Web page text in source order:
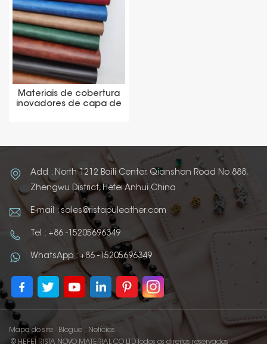
Materiais de cobertura
inovadores de capa de
Add : North 1212 Baili Center, Qianshan Road No.888,
Zhengwu District, Hefei Anhui China
E-mail : sales@ristapuleather.com
Tel : +86 -15205696349
WhatsApp : +86 -15205696349
Mapa do site Blogue
Notícias
© HEFEI RISTA NOVO MATERIAL CO LTD Todos os direitos reservados